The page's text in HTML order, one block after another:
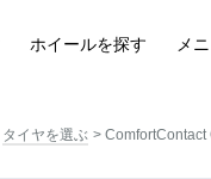
ホイールを探す メ
タイヤを選ぶ ComfortContact